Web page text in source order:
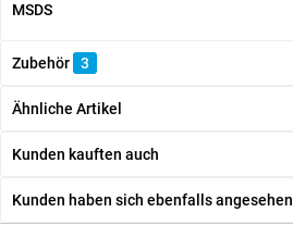
MSDS
Zubehör 3
Ähnliche Artikel
Kunden kauften auch
Kunden haben sich ebenfalls angesehen